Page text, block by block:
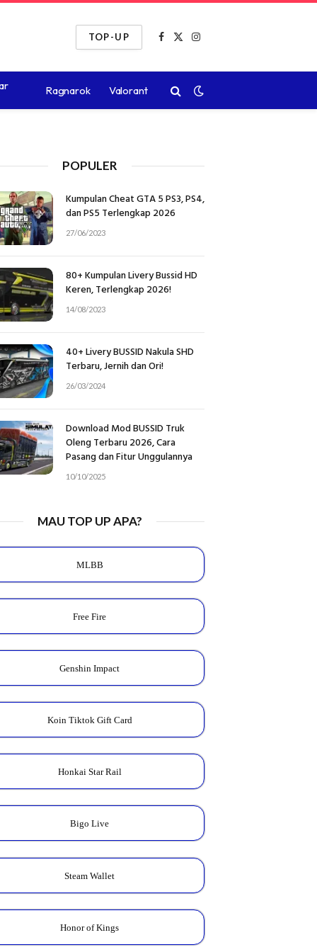
TOP-UP
Facebook
X
Instagram
Ragnarok Valorant
POPULER
Kumpulan Cheat GTA 5 PS3, PS4,
dan PS5 Terlengkap 2026
27/06/2023
80+ Kumpulan Livery Bussid HD
Keren, Terlengkap 2026!
14/08/2023
40+ Livery BUSSID Nakula SHD
Terbaru, Jernih dan Ori!
26/03/2024
Download Mod BUSSID Truk
Oleng Terbaru 2026, Cara
Pasang dan Fitur Unggulannya
10/10/2025
MAU TOP UP APA?
MLBB
Free Fire
Genshin Impact
Koin Tiktok Gift Card
Honkai Star Rail
Bigo Live
Steam Wallet
Honor of Kings